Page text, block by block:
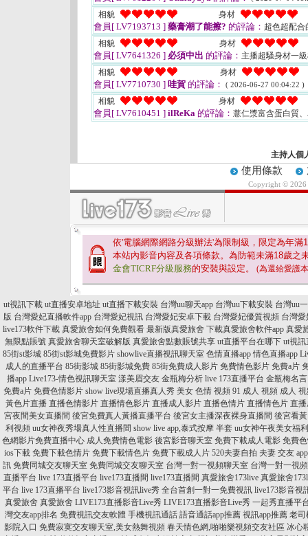
相貌 身材
會員[ LV7193713 ] 藥膏潮了能擦? 的評論： 超色超配
相貌
身材
會員[ LV7641326 ] 必須中出 的評論： 主播超騷身材一
相貌
身材
會員[ LV7710730 ] 哇賀 的評論： ( 2026-06-27 00:04:22 )
相貌 身材
會員[ LV7610451 ] ilReKa 的評論： 薏仁漿富含蛋白質
主持人個
使用條款
Copyright ©
依'電腦網際網路分級辦法'為限制級，限定為年滿
本站內影音內容及各項條款。為防範未滿18歲之
金會TICRF分級服務的安裝與設定。 (為還給愛護
ut視訊下載 ut直播安卓地址 ut直播下載安裝 台灣uu聊天app 台灣uu下載安裝 台灣uu
版 台灣愛妃直播軟件app 台灣愛妃視訊 台灣愛妃安卓下載 台灣愛妃優質視頻 台灣
live173軟件下載 真愛旅舍如何免費觀看 最新版真愛旅舍 下載真愛旅舍軟件app 真愛
無限點賬號 真愛旅舍聊天室破解版 真愛旅舍點數賬號共享 ut直播平台在哪下 ut視訊
85街st影城 85街st影城免費影片 showlive直播視訊聊天室 色情直播app 情色直播app
成人的直播平台 85街影城 85街影城免費 85街免費成人影片 免費情色影片 免費a片
播app Live173-情色視訊聊天室 漾美眉交友 金瓶梅分析 live 173直播平台 金瓶梅名言
免費a片 免費色情影片 show live現場直播真人秀 美女 色情 視頻 91 成人 視頻 成人
黃色片直播 直播色情影片 直播情色影片 直播成人影片 直播色情片 直播情色片 直
宮夜間美女直播間 後宮免費真人黃播直播平台 後宮女主播深夜裸身直播間 後宮看
利視頻 uu女神夜秀場真人性直播間 show live app,泰式按摩 半套 uu女神午夜美女福
色網影片免費直播中心 成人免費情色電影 後宮影音聊天室 免費下載成人電影 免費
ios下載 免費下載色情片 免費下載情色片 免費下載成人片 520夫妻自拍 夫妻 交友 app
訊 免費同城交友聊天室 免費同城交友聊天室 台灣一對一視頻聊天室 台灣一對一視
直播平台 live 173直播平台 live173直播間 live173直播間 真愛旅舍173live 真愛旅舍
平台 live 173直播平台 live173影音視訊live秀 全台首創一對一免費視訊 live173影音視
真愛旅舍 真愛旅舍 LIVE173直播影音Live秀 LIVE173直播影音Live秀 一起秀直播平
灣交友app排名 免費視訊交友軟體 手機視訊通話 語音通話app推薦 視訊app推薦 老司
影院入口 免費寂寞交友聊天室,美女熱舞視頻 春天情色網,啪啪樂視頻交友社區 冰心